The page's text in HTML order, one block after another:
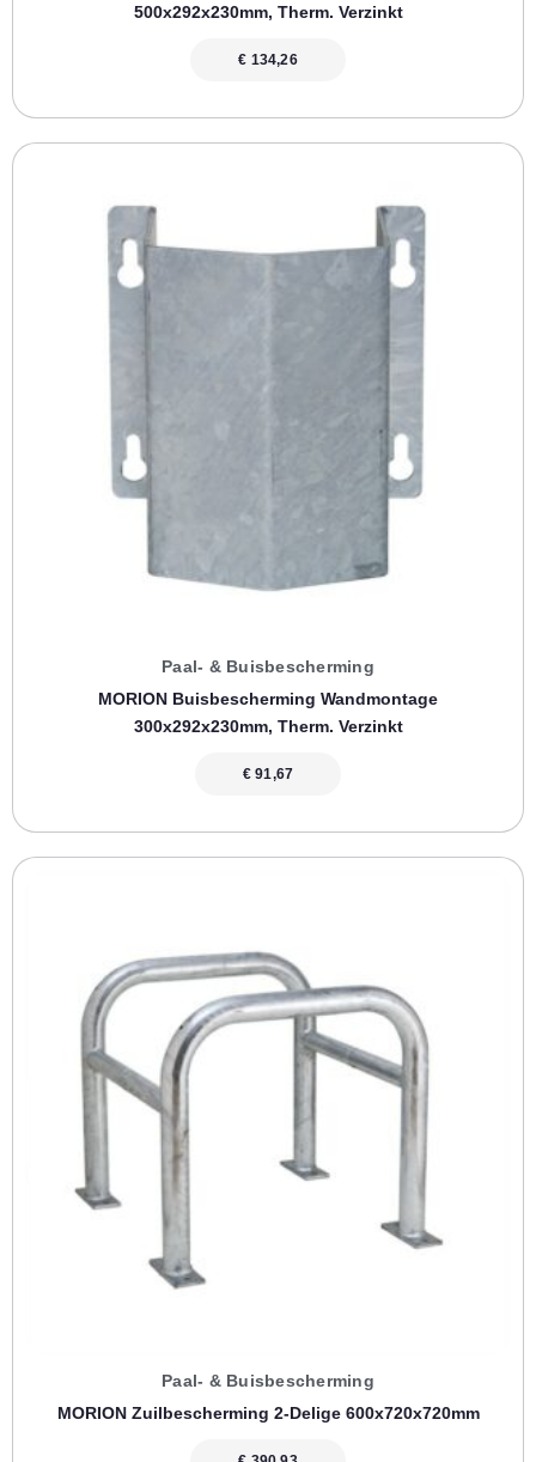
500x292x230mm, Therm. Verzinkt
€ 134,26
Paal- & Buisbescherming
MORION Buisbescherming Wandmontage
300x292x230mm, Therm. Verzinkt
€91,67
Paal- & Buisbescherming
MORION Zuilbescherming 2-Delige 600x720x720mm